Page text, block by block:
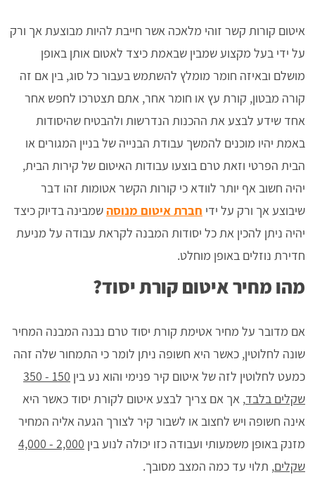
איטום קורות קשר זוהי מלאכה אשר חייבת להיות מבוצעת אך ורק
על ידי בעל מקצוע שמבין שבאמת כיצד לאטום אותן באופן
מושלם ובאיזה חומר מומלץ להשתמש בעבור כל סוג, בין אם זה
קורה מבטון, קורת עץ או חומר אחר, אתם תצטרכו לחפש אחר
אחד שידע לבצע את ההכנות הנדרשות ולהבטיח שהיסודות
באמת יהיו מוכנים להמשך עבודת הבנייה של בניין המגורים או
הבית הפרטי וזאת טרם בוצעו עבודות האיטום של קירות הבית,
יהיה חשוב אף יותר לוודא כי קורות הקשר אטומות זהו דבר
שיבוצע אך ורק על ידי חברת איטום מנוסהשמבינה בדיוק כיצד
יהיה ניתן להכין את כל יסודות המבנה לקראת עבודה על מניעת
חדירת נוזלים באופן מוחלט.
מהו מחיר איטום קורת יסוד?
אם מדובר על מחיר אטימת קורת יסוד טרם נבנה המבנה המחיר
שונה לחלוטין, כאשר היא חשופה ניתן לומר כי התמחור שלה זהה
כמעט לחלוטין לזה של איטום קיר פנימי והוא נע בין
150 - 350
שקלים בלבד, אך אם צריך לבצע איטום לקורת יסוד כאשר היא
אינה חשופה ויש לחצוב או לשבור קיר לצורך הגעה אליה המחיר
מזנק באופן משמעותי ועבודה כזו יכולה לנוע בין
2,000 - 4,000
שקלים, תלוי עד כמה המצב מסובך.